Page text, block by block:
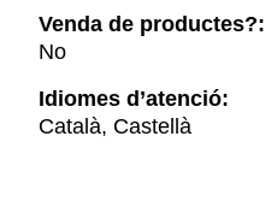
Venda de productes?:
No
Idiomes d’atenció:
Català, Castellà